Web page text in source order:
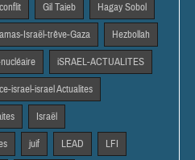
Gil Taieb Hagay Sobol
Israël-trêve-Gaza Hezbollah
iSRAEL-ACTUALITES
israel-israel Actualites
Israël
juif LEAD LFI